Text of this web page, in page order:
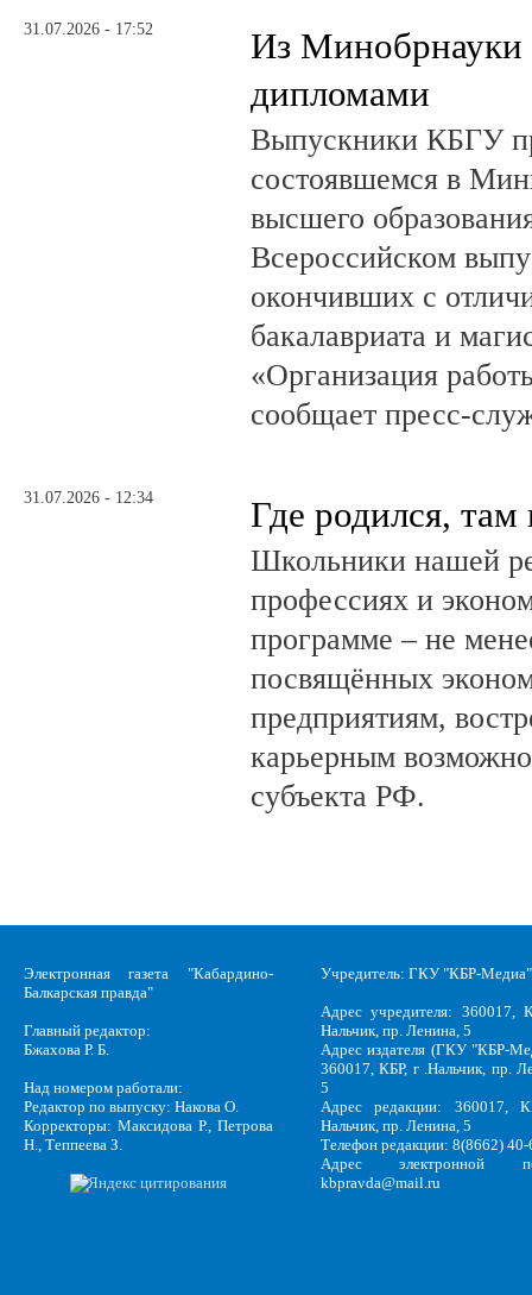
31.07.2026 - 17:52
Из Минобрнауки
дипломами
Выпускники КБГУ
состоявшемся в
высшего
Всероссийском
окончивших с
бакалавриата и
«Организация
сообщает пресс-
31.07.2026 - 12:34 Где родился, там
Школьники нашей
профессиях и
программе – не
посвящённых
предприятиям,
карьерным
субъекта РФ.
Электронная газета "Кабардино-
Балкарская правда"
Главный редактор:
Бжахова Р. Б.
Над номером работали:
Редактор по выпуску: Накова О.
Корректоры: Максидова Р., Петрова
Н., Теппеева З.
Учредитель: ГКУ "КБР-Медиа"
Адрес учредителя: 360017,
Нальчик, пр. Ленина, 5
Адрес издателя (ГКУ "КБР-
360017, КБР, г .Нальчик, пр.
5
Адрес редакции: 360017,
Нальчик, пр. Ленина, 5
Телефон редакции: 8(8662)
Адрес электронной
kbpravda@mail.ru